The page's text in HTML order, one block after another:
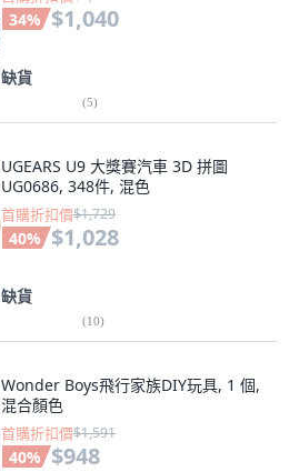
34% $1,040
缺貨
(5)
UGEARS U9 大獎賽汽車 3D 拼圖
UG0686, 348件, 混色
首購折扣價$1,729
40% $1,028
缺貨
(10)
Wonder Boys飛行家族DIY玩具, 1 個,
混合顏色
首購折扣價$1,591
40% $948